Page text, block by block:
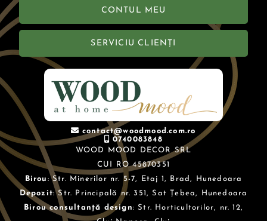
CONTUL MEU
SERVICIU CLIENȚI
contact@woodmood.com.ro
0740083848
WOOD MOOD DECOR SRL
CUI RO 45870351
Birou : Str. Minerilor nr. 5-7, Etaj 1, Brad, Hunedoara
Depozit: Str. Principală nr. 351, Sat Țebea, Hunedoara
Birou consultanță design: Str. Horticultorilor, nr. 12,